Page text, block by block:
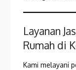
Layanan
Rumah di
Kami melayani